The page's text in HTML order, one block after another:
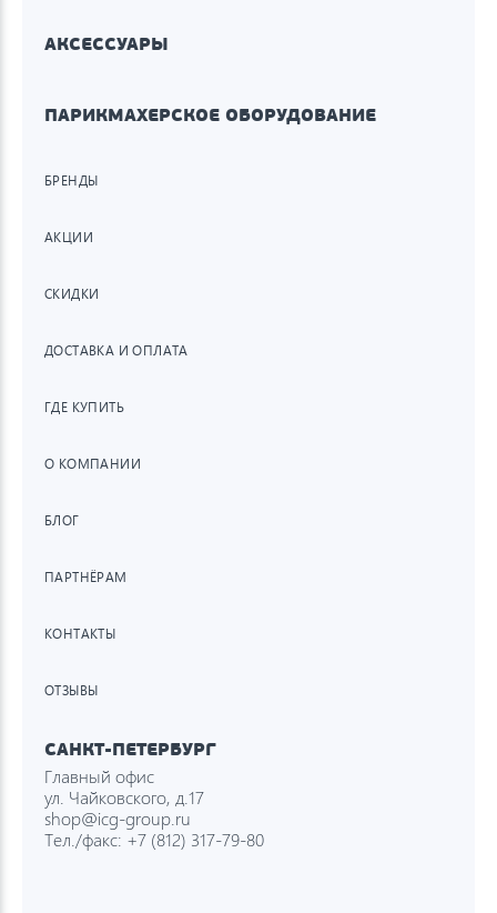
АКСЕССУАРЫ
ПАРИКМАХЕРСКОЕ ОБОРУДОВАНИЕ
БРЕНДЫ
АКЦИИ
СКИДКИ
ДОСТАВКА И ОПЛАТА
ГДЕ КУПИТЬ
О КОМПАНИИ
БЛОГ
ПАРТНЁРАМ
КОНТАКТЫ
ОТЗЫВЫ
САНКТ-ПЕТЕРБУРГ
Главный офис
ул. Чайковского, д.17
shop@icg-group.ru
Тел./факс: +7 (812) 317-79-80